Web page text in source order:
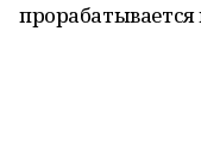
прорабатывается